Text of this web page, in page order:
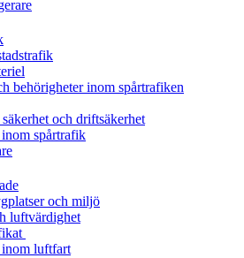
behörigheter inom spårtrafiken
och driftsäkerhet
spårtrafik
och miljö
luftvärdighet
luftfart